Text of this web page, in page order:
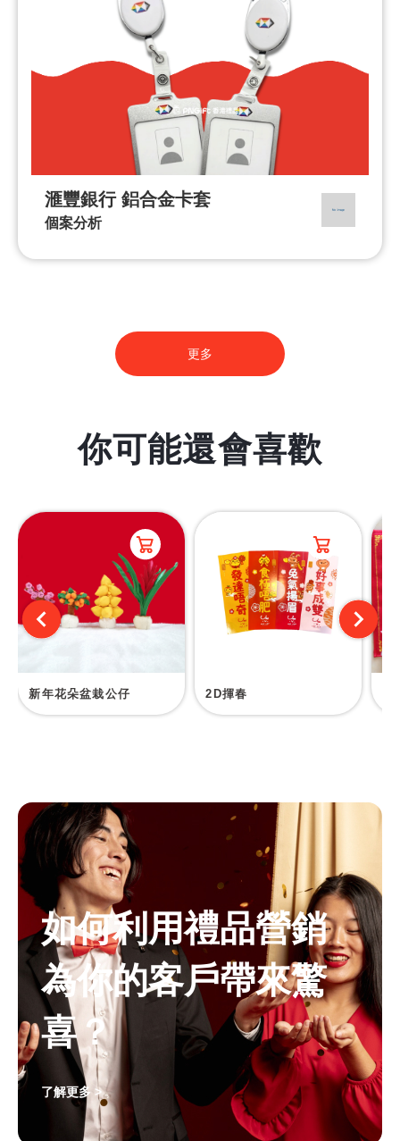
滙豐銀行 鋁合金卡套
個案分析
更多
你可能還會喜歡
新年花朵盆栽公仔 2D揮春
如何利用禮品營銷
為你的客戶帶來驚
喜？
了解更多 >